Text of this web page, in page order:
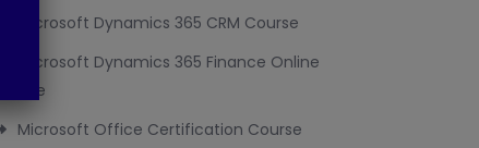
Microsoft Dynamics 365 CRM Course
Microsoft Dynamics 365 Finance Online
Course
Microsoft Office Certification Course